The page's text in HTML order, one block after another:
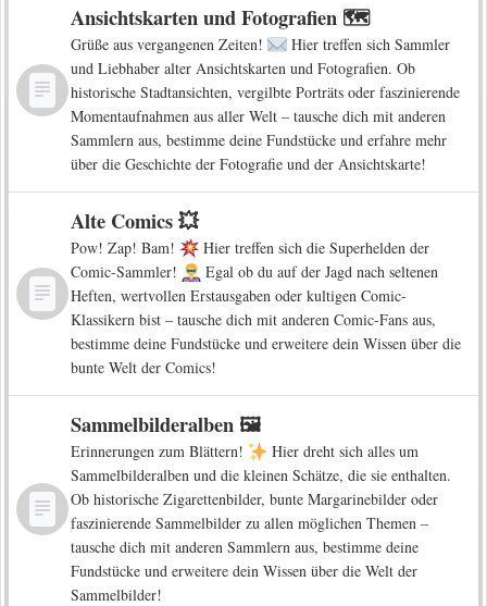
Ansichtskarten und Fotografien 🗺️
Grüße aus vergangenen Zeiten!
Hier treffen sich Sammler
und Liebhaber alter Ansichtskarten und Fotografien. Ob
historische Stadtansichten, vergilbte Porträts oder faszinierende
Momentaufnahmen aus aller Welt – tausche dich mit anderen
Sammlern aus, bestimme deine Fundstücke und erfahre mehr
über die Geschichte der Fotografie und der Ansichtskarte!
Alte Comics 💥
Pow! Zap! Bam!
Hier treffen sich die Superhelden der
Comic-Sammler!
Egal ob du auf der Jagd nach seltenen
Heften, wertvollen Erstausgaben oder kultigen Comic-
Klassikern bist – tausche dich mit anderen Comic-Fans aus,
bestimme deine Fundstücke und erweitere dein Wissen über die
bunte Welt der Comics!
Sammelbilderalben 🖼️
Erinnerungen zum Blättern!
Hier dreht sich alles um
Sammelbilderalben und die kleinen Schätze, die sie enthalten.
Ob historische Zigarettenbilder, bunte Margarinebilder oder
faszinierende Sammelbilder zu allen möglichen Themen –
tausche dich mit anderen Sammlern aus, bestimme deine
Fundstücke und erweitere dein Wissen über die Welt der
Sammelbilder!